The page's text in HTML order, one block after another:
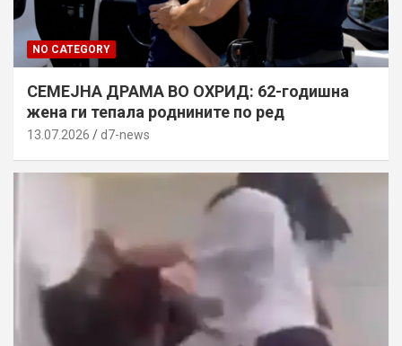
NO CATEGORY
СЕМЕЈНА ДРАМА ВО ОХРИД: 62-годишна
жена ги тепала роднините по ред
13.07.2026 d7-news